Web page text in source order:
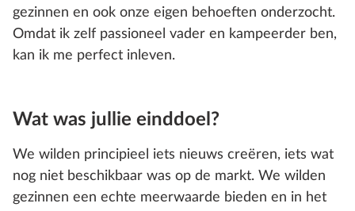
gezinnen en ook onze eigen behoeften onderzocht.
Omdat ik zelf passioneel vader en kampeerder ben,
kan ik me perfect inleven.
Wat was jullie einddoel?
We wilden principieel iets nieuws creëren, iets wat
nog niet beschikbaar was op de markt. We wilden
gezinnen een echte meerwaarde bieden en in het